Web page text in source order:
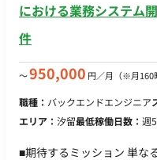
における業務システム
件
〜950,000 円／月 （※月160
職種： バックエンドエンジニア
エリア： 汐留最低稼働日数： 週
■期待するミッション 単な